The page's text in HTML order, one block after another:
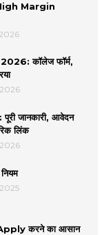
Margin
कॉलेज फॉर्म,
जानकारी, आवेदन
लिंक
करने का आसान